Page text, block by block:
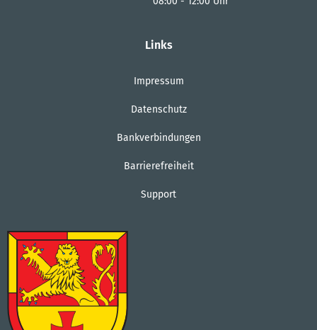
Links
Impressum
Datenschutz
Bankverbindungen
Barrierefreiheit
Support